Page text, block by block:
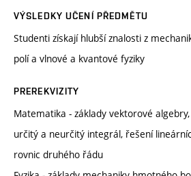
VÝSLEDKY UČENÍ PŘEDMĚTU
Studenti získají hlubší znalosti z
polí a vlnové a kvantové fyziky
PREREKVIZITY
Matematika - základy vektorové
určitý a neurčitý integrál, řešení
rovnic druhého řádu